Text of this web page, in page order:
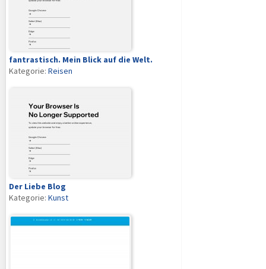
fantrastisch. Mein Blick auf die Welt.
Kategorie: Reisen
Der Liebe Blog
Kategorie: Kunst